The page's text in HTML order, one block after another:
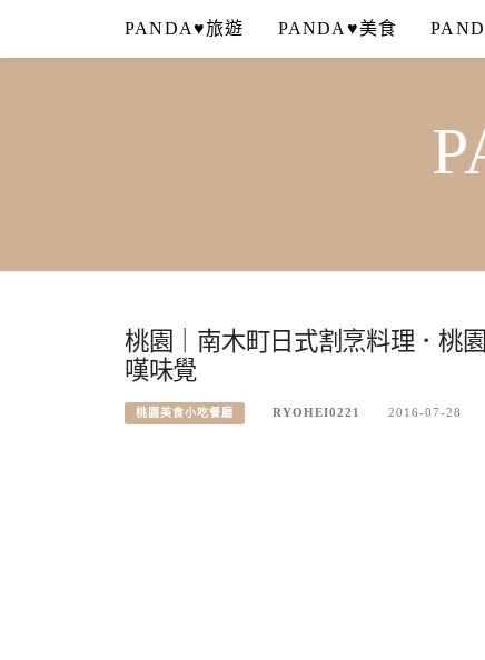
content
PANDA♥旅遊 PANDA♥美食
桃園｜南木町日式割烹料理．桃
嘆味覺
桃園美食小吃餐廳 RYOHEI0221 2016-07-28